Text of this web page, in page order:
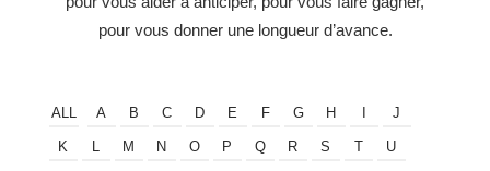
pour vous donner une longueur d’avance.
ALL A B C D E F G H J
K L M N O P Q R S T U